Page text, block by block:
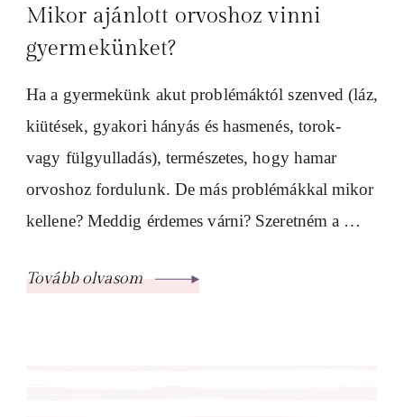
Mikor ajánlott orvoshoz vinni
gyermekünket?
Ha a gyermekünk akut problémáktól szenved (láz,
kiütések, gyakori hányás és hasmenés, torok-
vagy fülgyulladás), természetes, hogy hamar
orvoshoz fordulunk. De más problémákkal mikor
kellene? Meddig érdemes várni? Szeretném a …
Tovább olvasom